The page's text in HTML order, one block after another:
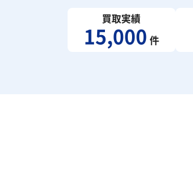
買取実績
15,000 件